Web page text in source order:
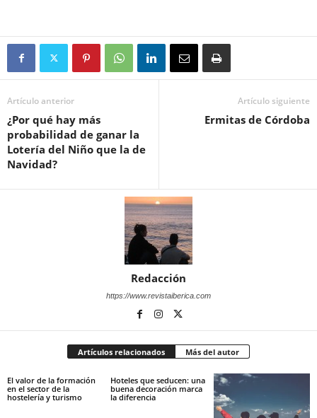
Artículo anterior
¿Por qué hay más
probabilidad de ganar la
Lotería del Niño que la de
Navidad?
Artículo siguiente
Ermitas de Córdoba
Redacción
https://www.revistaiberica.com
Artículos relacionados Más del autor
El valor de la formación
en el sector de la
hostelería y turismo
Hoteles que seducen: una
buena decoración marca
la diferencia